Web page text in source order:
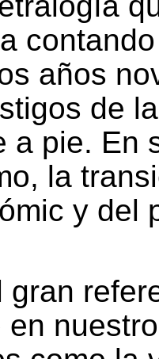
años
de
a pie. En
la
y del
gran
en